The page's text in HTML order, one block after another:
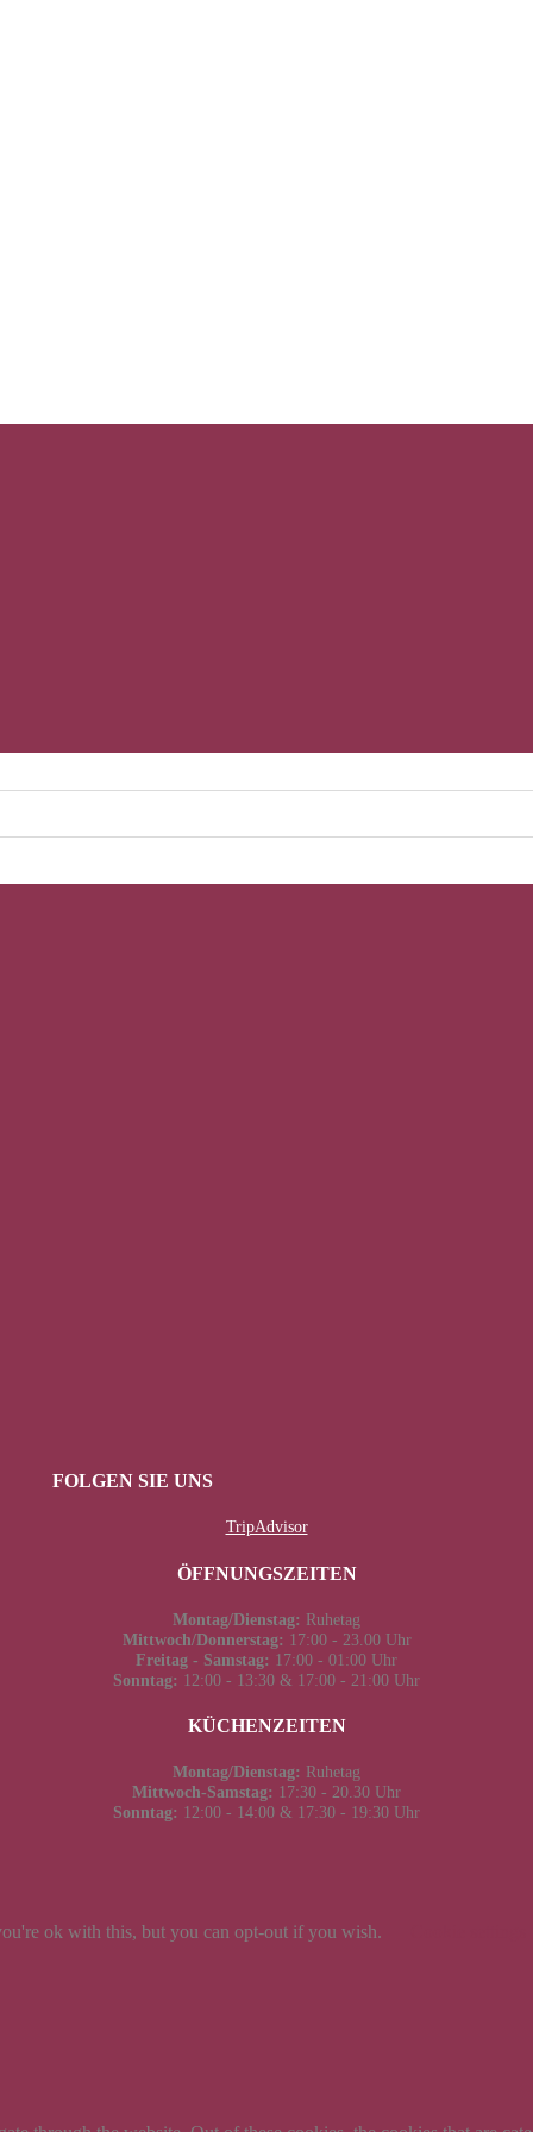
FOLGEN SIE UNS
TripAdvisor
ÖFFNUNGSZEITEN
Montag/Dienstag: Ruhetag
Mittwoch/Donnerstag: 17:00 - 23.00 Uhr
Freitag - Samstag: 17:00 - 01:00 Uhr
Sonntag: 12:00 - 13:30 & 17:00 - 21:00 Uhr
KÜCHENZEITEN
Montag/Dienstag: Ruhetag
Mittwoch-Samstag: 17:30 - 20.30 Uhr
Sonntag: 12:00 - 14:00 & 17:30 - 19:30 Uhr
ok with this, but you can opt-out if you wish.